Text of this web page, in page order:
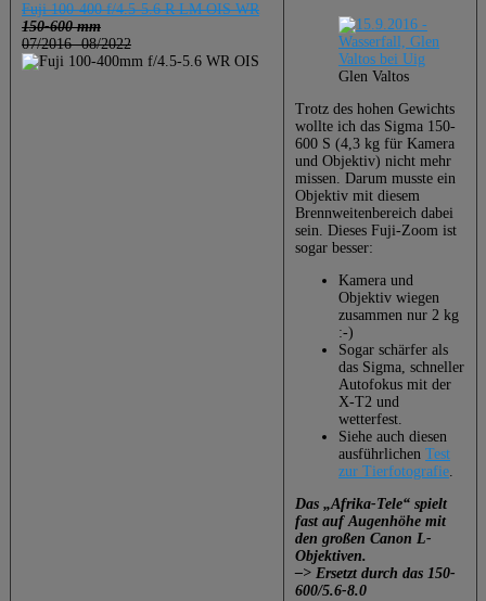
Fuji 100-400 f/4.5-5.6 R LM OIS WR
150-600 mm
07/2016 -08/2022
Glen Valtos
Trotz des hohen Gewichts
wollte ich das Sigma 150-
600 S (4,3 kg für Kamera
und Objektiv) nicht mehr
missen. Darum musste ein
Objektiv mit diesem
Brennweitenbereich dabei
sein. Dieses Fuji-Zoom ist
sogar besser:
Kamera und
Objektiv wiegen
zusammen nur 2 kg
:-)
Sogar schärfer als
das Sigma, schneller
Autofokus mit der
X-T2 und
wetterfest.
Siehe auch diesen
ausführlichen Test
zur Tierfotografie.
Das „Afrika-Tele“ spielt
fast auf Augenhöhe mit
den großen Canon L-
Objektiven.
–> Ersetzt durch das 150-
600/5.6-8.0